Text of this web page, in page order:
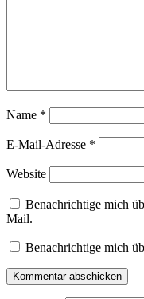
Name *
E-Mail-Adresse *
Website
Benachrichtige mich
Mail.
Benachrichtige mich